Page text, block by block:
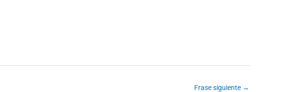
Frase siguiente →